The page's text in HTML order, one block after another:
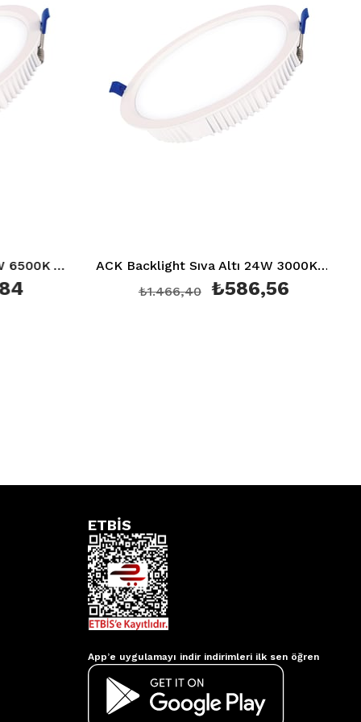
ACK Backlight Sıva Altı 7W 6500K AD05-00730 ACK Backlight Sıva Altı 24W 3000K AD05-02400
₺586,56
₺1.466,40
ETBİS
App’e uygulamayı indir indirimleri ilk sen öğren